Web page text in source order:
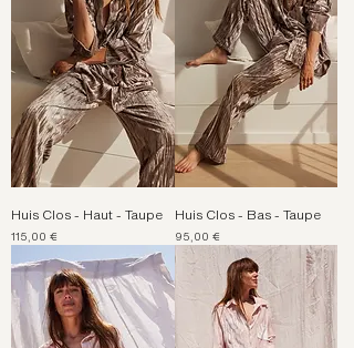
Huis Clos - Haut - Taupe
Prix
115,00 €
Huis Clos - Bas - Taupe
Prix
95,00 €